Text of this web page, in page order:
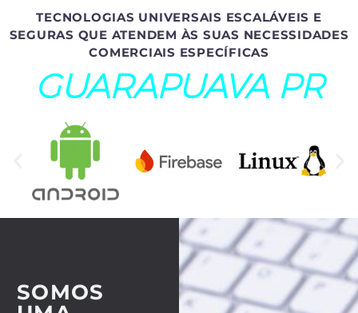
TECNOLOGIAS UNIVERSAIS ESCALÁVEIS E
SEGURAS QUE ATENDEM ÀS SUAS NECESSIDADES
COMERCIAIS ESPECÍFICAS
GUARAPUAVA PR
SOMOS